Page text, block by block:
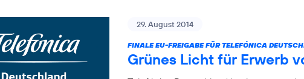
29. August 2014
FINALE EU-FREIGABE FÜR TELEFÓNICA
Grünes Licht für Erwerb